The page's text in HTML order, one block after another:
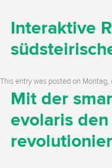
Interaktive
This entry was posted on Montag,
Mit der
evolaris